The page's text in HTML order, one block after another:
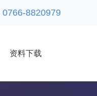
0766-8820979
资料下载